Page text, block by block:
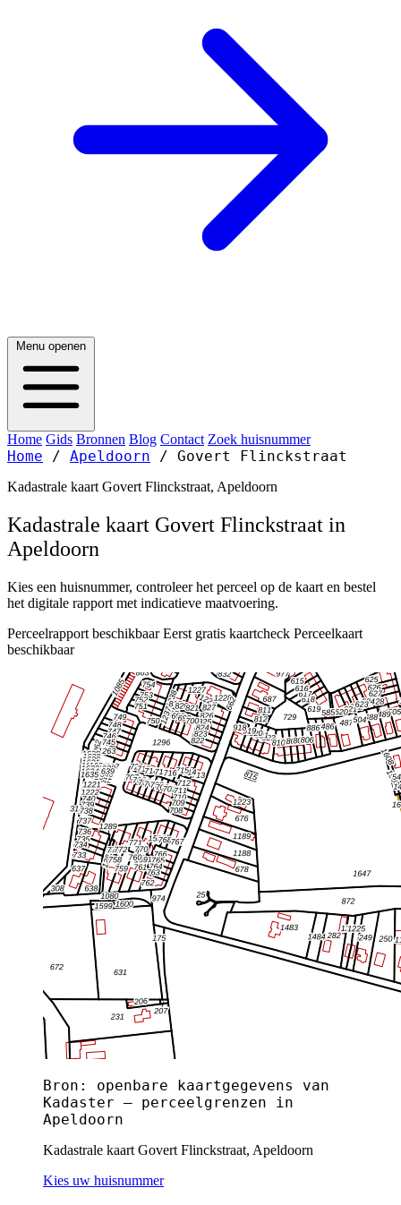
Menu openen
Home Gids Bronnen Blog Contact Zoek huisnummer
Home / Apeldoorn / Govert Flinckstraat
Kadastrale kaart Govert Flinckstraat, Apeldoorn
Kadastrale kaart Govert Flinckstraat in
Apeldoorn
Kies een huisnummer, controleer het perceel op de kaart en bestel
het digitale rapport met indicatieve maatvoering.
Perceelrapport beschikbaar Eerst gratis kaartcheck Perceelkaart
beschikbaar
Bron: openbare kaartgegevens van
Kadaster — perceelgrenzen in
Apeldoorn
Kadastrale kaart Govert Flinckstraat, Apeldoorn
Kies uw huisnummer